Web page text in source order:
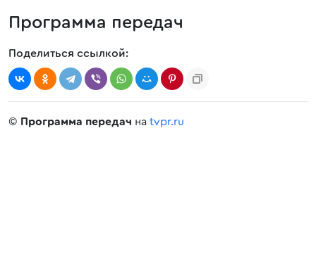
Программа передач
Поделиться ссылкой:
© Программа передач на tvpr.ru